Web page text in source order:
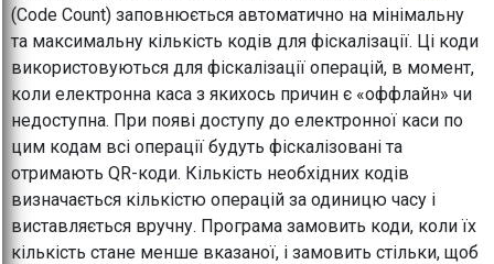
(Code Count) заповнюється автоматично на мінімальну
та максимальну кількість кодів для фіскалізації. Ці коди
використовуються для фіскалізації операцій, в момент,
коли електронна каса з якихось причин є «оффлайн» чи
недоступна. При появі доступу до електронної каси по
цим кодам всі операції будуть фіскалізовані та
отримають QR-коди. Кількість необхідних кодів
визначається кількістю операцій за одиницю часу і
виставляється вручну. Програма замовить коди, коли їх
кількість стане менше вказаної, і замовить стільки, щоб